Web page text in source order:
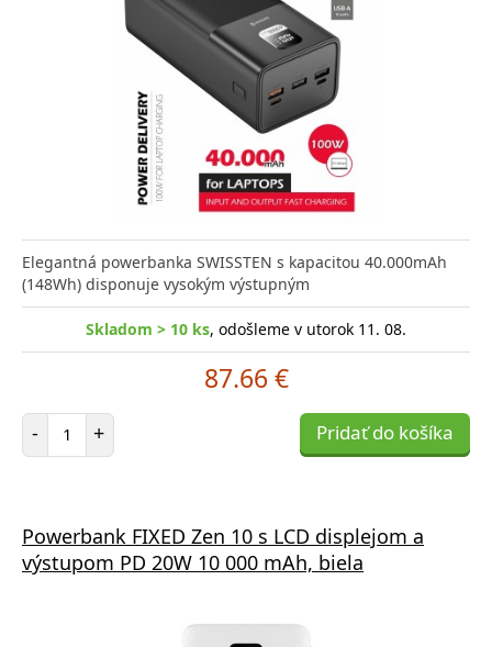
Elegantná powerbanka SWISSTEN s kapacitou 40.000mAh
(148Wh) disponuje vysokým výstupným
Skladom > 10 ks, odošleme v utorok 11. 08.
87.66 €
- Počet položiek
+ Pridať do košíka
Powerbank FIXED Zen 10 s LCD displejom a
výstupom PD 20W 10 000 mAh, biela